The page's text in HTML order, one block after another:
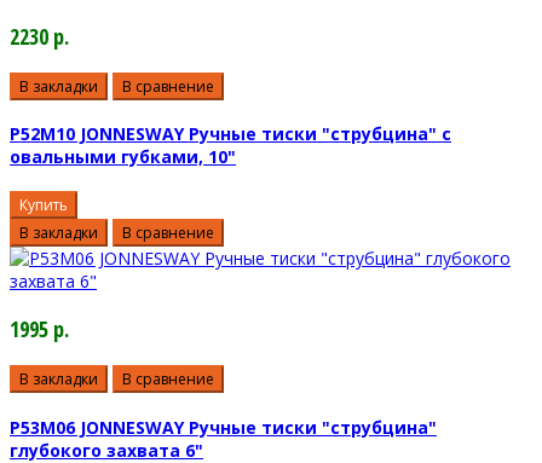
2230 р.
В закладки В сравнение
P52M10 JONNESWAY Ручные тиски "струбцина" с
овальными губками, 10"
Купить
В закладки
В сравнение
1995 р.
В закладки В сравнение
P53M06 JONNESWAY Ручные тиски "струбцина"
глубокого захвата 6"